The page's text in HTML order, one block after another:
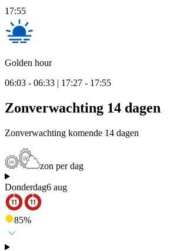
17:55
Golden hour
06:03 - 06:33 | 17:27 - 17:55
Zonverwachting 14 dagen
Zonverwachting komende 14 dagen
zon per dag
Donderdag6 aug
85%